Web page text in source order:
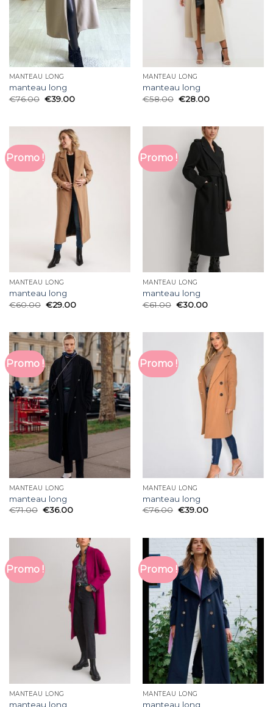
MANTEAU LONG
manteau long
€76.00 €39.00
MANTEAU LONG
manteau long
€58.00 €28.00
Promo !
MANTEAU LONG
manteau long
€60.00 €29.00
Promo !
MANTEAU LONG
manteau long
€61.00 €30.00
Promo !
MANTEAU LONG
manteau long
€71.00 €36.00
Promo !
MANTEAU LONG
manteau long
€76.00 €39.00
Promo !
MANTEAU LONG
manteau long
Promo !
MANTEAU LONG
manteau long